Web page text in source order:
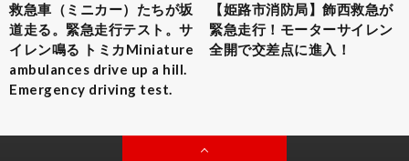
救急車（ミニカー）たちが坂
道走る。緊急走行テスト。サ
イレン鳴る トミカMiniature
ambulances drive up a hill.
Emergency driving test.
【姫路市消防局】飾西救急が
緊急走行！モーターサイレン
全開で交差点に進入！